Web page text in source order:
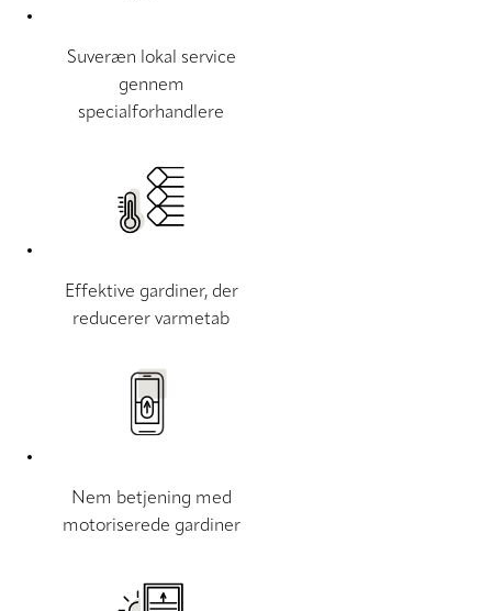
Suveræn lokal service
gennem
specialforhandlere
Effektive gardiner, der
reducerer varmetab
Nem betjening med
motoriserede gardiner